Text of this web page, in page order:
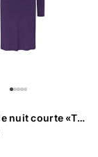
Chemise de nuit courte «Timeless Sensuality»